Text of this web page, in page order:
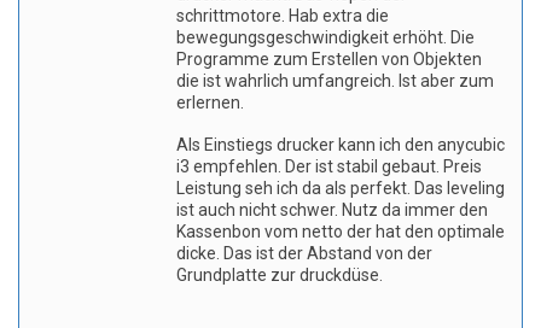
schrittmotore. Hab extra die
bewegungsgeschwindigkeit erhöht. Die
Programme zum Erstellen von Objekten
die ist wahrlich umfangreich. Ist aber zum
erlernen.
Als Einstiegs drucker kann ich den anycubic
i3 empfehlen. Der ist stabil gebaut. Preis
Leistung seh ich da als perfekt. Das leveling
ist auch nicht schwer. Nutz da immer den
Kassenbon vom netto der hat den optimale
dicke. Das ist der Abstand von der
Grundplatte zur druckdüse.